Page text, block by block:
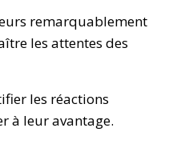
remarquablement
les attentes des
les réactions
à leur avantage.